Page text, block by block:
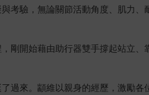
考驗，無論關節活動角度、肌力
剛開始藉由助行器雙手撐起站立
過來。顓維以親身的經歷，激勵